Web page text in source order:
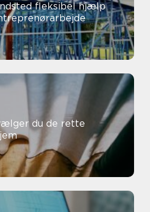
hjælp
du de rette